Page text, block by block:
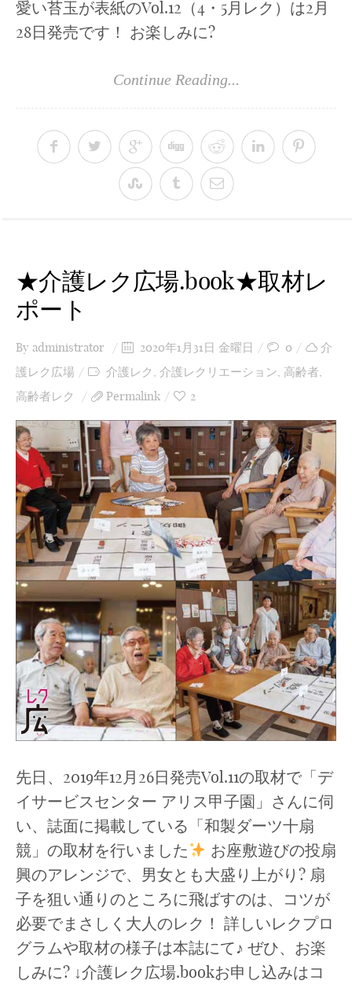
愛い苔玉が表紙のVol.12（4・5月レク）は2月
28日発売です！ お楽しみに?
Continue Reading...
★介護レク広場.book★取材レ
ポート
By administrator 2020年1月31日 金曜日 0
介
護レク広場
介護レク 介護レクリエーション 高齢者
高齢者レク
Permalink 2
先日、2019年12月26日発売Vol.11の取材で「デ
イサービスセンター アリス甲子園」さんに伺
い、誌面に掲載している「和製ダーツ十扇
競」の取材を行いました
お座敷遊びの投扇
興のアレンジで、男女とも大盛り上がり? 扇
子を狙い通りのところに飛ばすのは、コツが
必要でまさしく大人のレク！ 詳しいレクプロ
グラムや取材の様子は本誌にて♪ ぜひ、お楽
しみに? ↓介護レク広場.bookお申し込みはコ